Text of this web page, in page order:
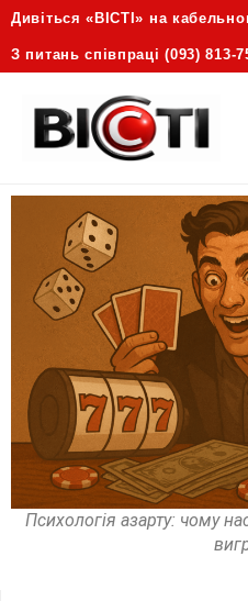
Дивіться «ВІСТІ» на
З питань співпраці (093)
Психологія азарту: чому